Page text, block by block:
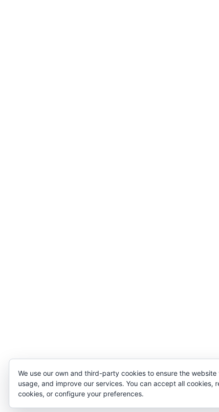
We use our own and third-party cookies to ensure the
usage, and improve our services. You can accept all cookies,
cookies, or configure your preferences.